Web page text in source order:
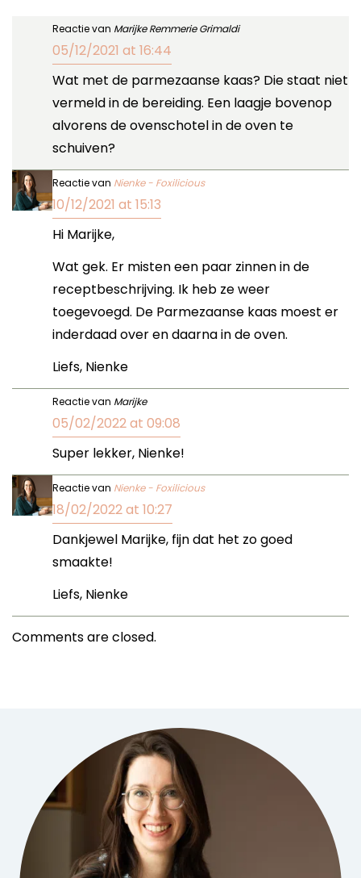
Reactie van Marijke Remmerie Grimaldi
05/12/2021 at 16:44
Wat met de parmezaanse kaas? Die staat niet
vermeld in de bereiding. Een laagje bovenop
alvorens de ovenschotel in de oven te
schuiven?
Reactie van Nienke - Foxilicious
10/12/2021 at 15:13
Hi Marijke,
Wat gek. Er misten een paar zinnen in de
receptbeschrijving. Ik heb ze weer
toegevoegd. De Parmezaanse kaas moest er
inderdaad over en daarna in de oven.
Liefs, Nienke
Reactie van Marijke
05/02/2022 at 09:08
Super lekker, Nienke!
Reactie van Nienke - Foxilicious
18/02/2022 at 10:27
Dankjewel Marijke, fijn dat het zo goed
smaakte!
Liefs, Nienke
Comments are closed.